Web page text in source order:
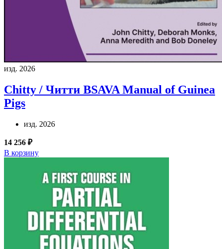
изд. 2026
Chitty / Читти BSAVA Manual of Guinea
Pigs
изд. 2026
14 256 ₽
В корзину